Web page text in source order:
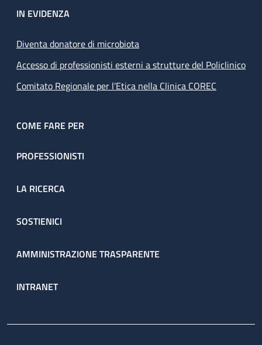
IN EVIDENZA
Diventa donatore di microbiota
Accesso di professionisti esterni a strutture del Policlinico
Comitato Regionale per l’Etica nella Clinica COREC
COME FARE PER
PROFESSIONISTI
LA RICERCA
SOSTIENICI
AMMINISTRAZIONE TRASPARENTE
INTRANET